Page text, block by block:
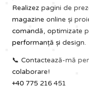
Realizez pagini de
magazine online și
comandă, optimizate
performanță și design.
📞 Contactează-mă
colaborare!
+40 775 216 451